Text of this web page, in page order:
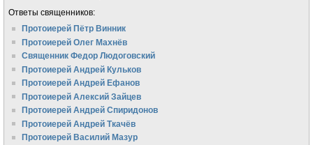
Ответы священников:
Протоиерей Пётр Винник
Протоиерей Олег Махнёв
Священник Федор Людоговский
Протоиерей Андрей Кульков
Протоиерей Андрей Ефанов
Протоиерей Алексий Зайцев
Протоиерей Андрей Спиридонов
Протоиерей Андрей Ткачёв
Протоиерей Василий Мазур